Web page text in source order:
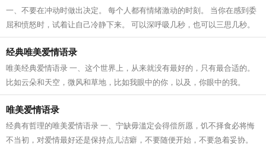
一、不要在冲动时做出决定。 每个人都有情绪激动的时刻。 当你在感到委
屈和愤怒时，试着让自己冷静下来。 可以深呼吸几秒，也可以三思几秒。
无论是说一时的气话，还是做一件气...
经典唯美爱情语录
唯美经典爱情语录 一、这个世界上，从来就没有最好的，只有最合适的。
比如云朵和天空，微风和草地，比如我眼中的你，以及，你眼中的我。
二、喜欢上你，并不是你长得好不好看...
唯美爱情语录
经典有哲理的唯美爱情语录 一、宁缺毋滥定会得偿所愿，饥不择食必将悔
不当初，对爱情最好还是保持点儿洁癖，不要随便开始，不要急着妥协。